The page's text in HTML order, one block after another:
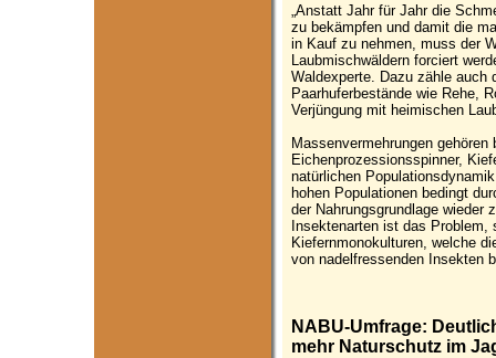
„Anstatt Jahr für Jahr die
zu bekämpfen und damit die
in Kauf zu nehmen, muss der
Laubmischwäldern forciert
Waldexperte. Dazu zähle auch
Paarhuferbestände wie Rehe,
Verjüngung mit heimischen
Massenvermehrungen
Eichenprozessionsspinner,
natürlichen
hohen Populationen bedingt
der Nahrungsgrundlage wieder
Insektenarten ist das Problem,
Kiefernmonokulturen, welche
von nadelfressenden Insekten
NABU-Umfrage:
mehr Naturschutz im